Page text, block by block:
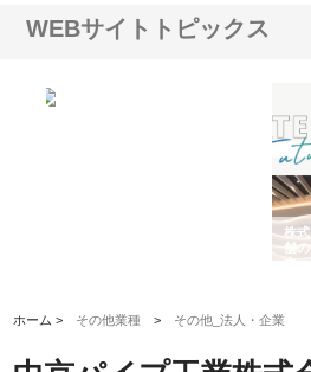
WEBサイトトピックス
株
舗
由
ホーム > その他業種 > その他_法人・企業